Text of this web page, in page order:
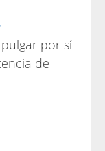
por sí
de